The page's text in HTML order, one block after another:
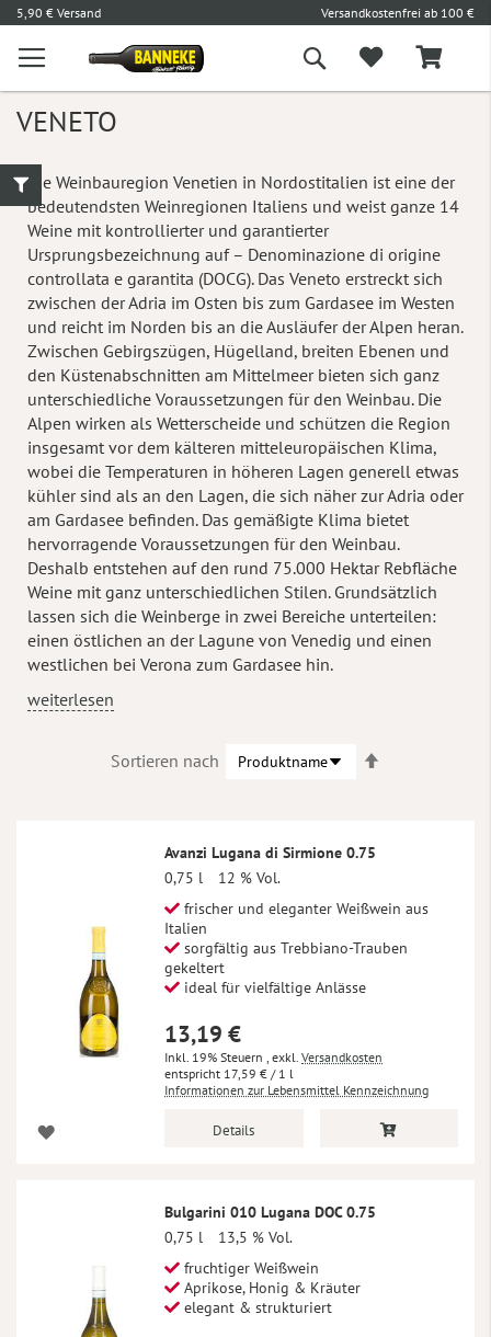
5,90 € Versand Versandkostenfrei ab 100 €
Suche
VENETO
Die Weinbauregion Venetien in Nordostitalien ist eine der
bedeutendsten Weinregionen Italiens und weist ganze 14
Weine mit kontrollierter und garantierter
Ursprungsbezeichnung auf – Denominazione di origine
controllata e garantita (DOCG). Das Veneto erstreckt sich
zwischen der Adria im Osten bis zum Gardasee im Westen
und reicht im Norden bis an die Ausläufer der Alpen heran.
Zwischen Gebirgszügen, Hügelland, breiten Ebenen und
den Küstenabschnitten am Mittelmeer bieten sich ganz
unterschiedliche Voraussetzungen für den Weinbau. Die
Alpen wirken als Wetterscheide und schützen die Region
insgesamt vor dem kälteren mitteleuropäischen Klima,
wobei die Temperaturen in höheren Lagen generell etwas
kühler sind als an den Lagen, die sich näher zur Adria oder
am Gardasee befinden. Das gemäßigte Klima bietet
hervorragende Voraussetzungen für den Weinbau.
Deshalb entstehen auf den rund 75.000 Hektar Rebfläche
Weine mit ganz unterschiedlichen Stilen. Grundsätzlich
lassen sich die Weinberge in zwei Bereiche unterteilen:
einen östlichen an der Lagune von Venedig und einen
westlichen bei Verona zum Gardasee hin.
weiterlesen
Sortieren nach
Avanzi Lugana di Sirmione 0.75
0,75 l
12 % Vol.
frischer und eleganter Weißwein aus
Italien
sorgfältig aus Trebbiano-Trauben
gekeltert
ideal für vielfältige Anlässe
13,19 €
Inkl. 19% Steuern exkl. Versandkosten
17,59 € / 1 l
Informationen zur Lebensmittel Kennzeichnung
Details
Bulgarini 010 Lugana DOC 0.75
0,75 l
13,5 % Vol.
fruchtiger Weißwein
Aprikose, Honig & Kräuter
elegant & strukturiert